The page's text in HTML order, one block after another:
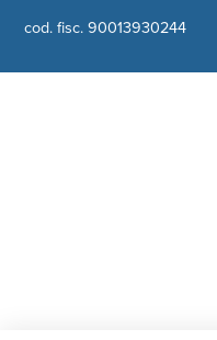
cod. fisc. 90013930244